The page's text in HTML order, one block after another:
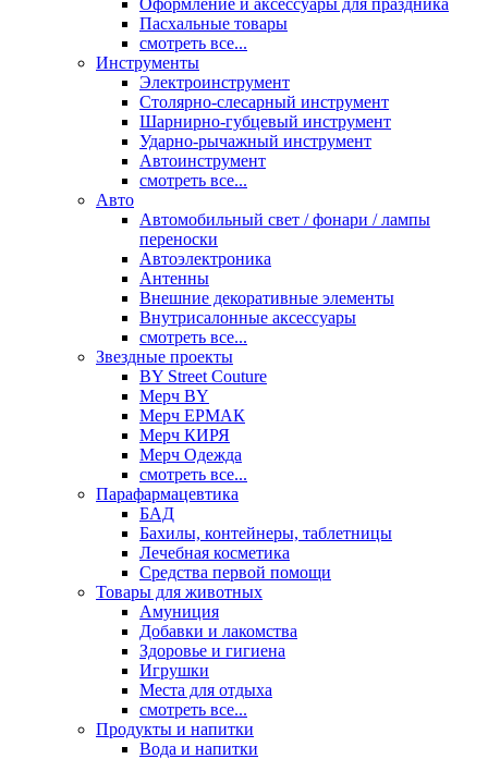
Оформление и аксессуары для праздника
Пасхальные товары
смотреть все...
Инструменты
Электроинструмент
Столярно-слесарный инструмент
Шарнирно-губцевый инструмент
Ударно-рычажный инструмент
Автоинструмент
смотреть все...
Авто
Автомобильный свет / фонари / лампы
переноски
Автоэлектроника
Антенны
Внешние декоративные элементы
Внутрисалонные аксессуары
смотреть все...
Звездные проекты
BY Street Couture
Мерч BY
Мерч ЕРМАК
Мерч КИРЯ
Мерч Одежда
смотреть все...
Парафармацевтика
БАД
Бахилы, контейнеры, таблетницы
Лечебная косметика
Средства первой помощи
Товары для животных
Амуниция
Добавки и лакомства
Здоровье и гигиена
Игрушки
Места для отдыха
смотреть все...
Продукты и напитки
Вода и напитки